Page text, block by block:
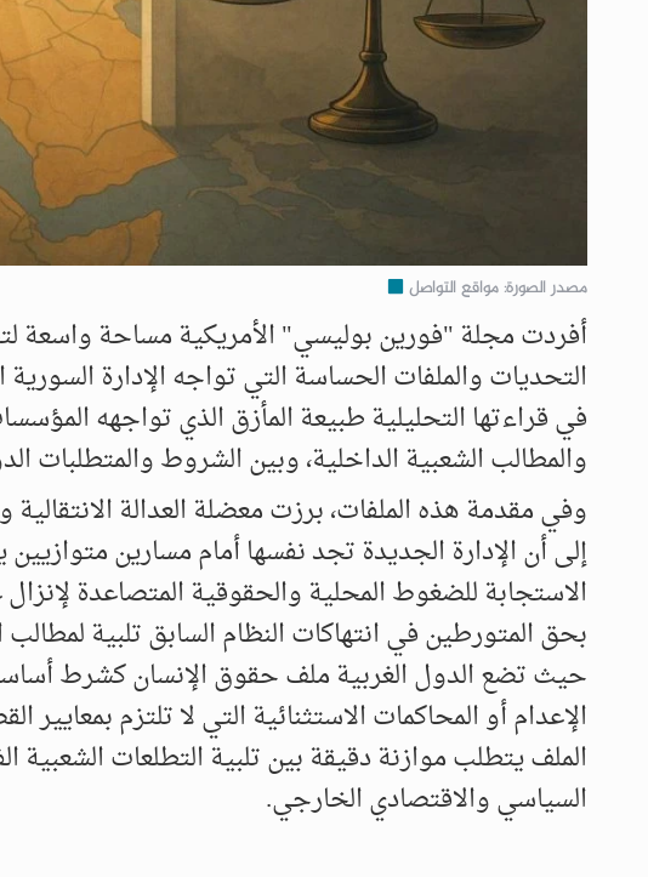
مصدر الصورة: مواقع التواصل
أفردت مجلة "فورين بوليسي" الأمريكية مساحة واسعة
التحديات والملفات الحساسة التي تواجه الإدارة
في قراءتها التحليلية طبيعة المأزق الذي تواجهه
والمطالب الشعبية الداخلية، وبين الشروط والمتطلبات
​وفي مقدمة هذه الملفات، برزت معضلة العدالة
إلى أن الإدارة الجديدة تجد نفسها أمام مسارين
الاستجابة للضغوط المحلية والحقوقية المتصاعدة
بحق المتورطين في انتهاكات النظام السابق تلبية لمطالب
حيث تضع الدول الغربية ملف حقوق الإنسان كشرط أساسي
الإعدام أو المحاكمات الاستثنائية التي لا تلتزم
الملف يتطلب موازنة دقيقة بين تلبية التطلعات الشعبية
السياسي والاقتصادي الخارجي.